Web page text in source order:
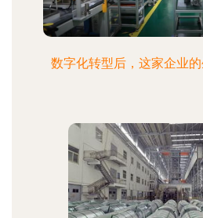
数字化转型后，这家企业